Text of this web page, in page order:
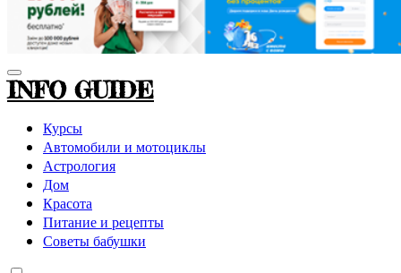
INFO GUIDE
Курсы
Автомобили и мотоциклы
Астрология
Дом
Красота
Питание и рецепты
Советы бабушки